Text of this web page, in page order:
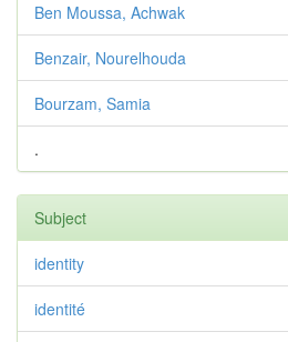
Ben Moussa, Achwak
Benzair, Nourelhouda
Bourzam, Samia
.
Subject
identity
identité